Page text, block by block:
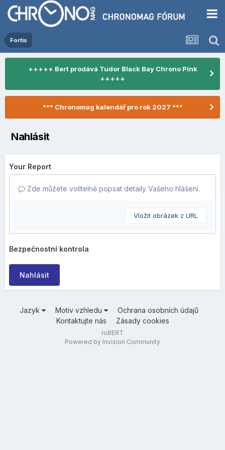
Fortis
+++++ Bert prodává Tudor Black Bay Chrono Pink
+++++
*** Chronomag kalendář pro rok 2027 ***
Nahlásit
Your Report
Zde můžete volitelně popsat detaily Vašeho hlášení.
Vložit obrázek z URL
Bezpečnostní kontrola
Nahlásit
Jazyk Motiv vzhledu
Ochrana osobních údajů
Kontaktujte nás
Zásady cookies
roBERT
Powered by Invision Community